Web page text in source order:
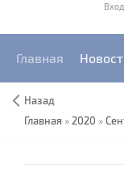
Главная
Назад
Главная » 2020 »